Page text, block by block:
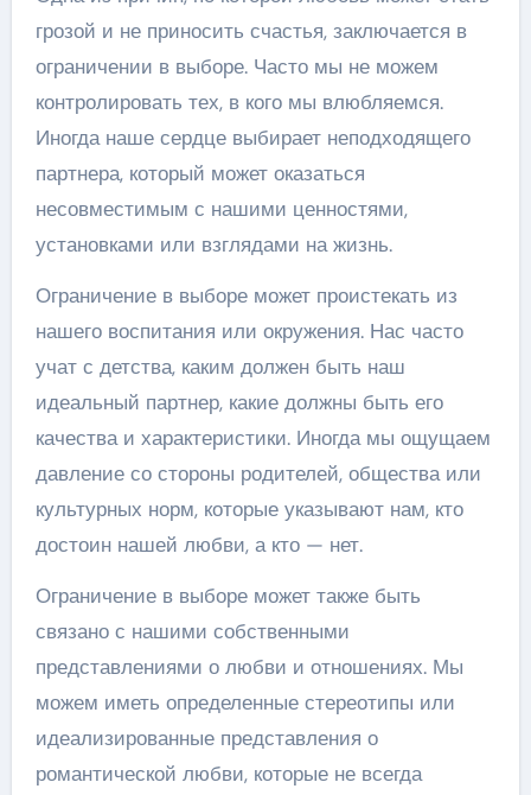
грозой и не приносить счастья, заключается в
ограничении в выборе. Часто мы не можем
контролировать тех, в кого мы влюбляемся.
Иногда наше сердце выбирает неподходящего
партнера, который может оказаться
несовместимым с нашими ценностями,
установками или взглядами на жизнь.
Ограничение в выборе может проистекать из
нашего воспитания или окружения. Нас часто
учат с детства, каким должен быть наш
идеальный партнер, какие должны быть его
качества и характеристики. Иногда мы ощущаем
давление со стороны родителей, общества или
культурных норм, которые указывают нам, кто
достоин нашей любви, а кто — нет.
Ограничение в выборе может также быть
связано с нашими собственными
представлениями о любви и отношениях. Мы
можем иметь определенные стереотипы или
идеализированные представления о
романтической любви, которые не всегда